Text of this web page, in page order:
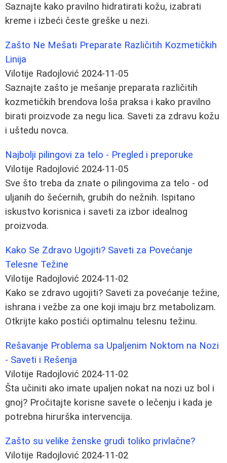
Saznajte kako pravilno hidratirati kožu, izabrati
kreme i izbeći česte greške u nezi.
Zašto Ne Mešati Preparate Različitih Kozmetičkih
Linija
Vilotije Radojlović 2024-11-05
Saznajte zašto je mešanje preparata različitih
kozmetičkih brendova loša praksa i kako pravilno
birati proizvode za negu lica. Saveti za zdravu kožu
i uštedu novca.
Najbolji pilingovi za telo - Pregled i preporuke
Vilotije Radojlović 2024-11-05
Sve što treba da znate o pilingovima za telo - od
uljanih do šećernih, grubih do nežnih. Ispitano
iskustvo korisnica i saveti za izbor idealnog
proizvoda.
Kako Se Zdravo Ugojiti? Saveti za Povećanje
Telesne Težine
Vilotije Radojlović 2024-11-02
Kako se zdravo ugojiti? Saveti za povećanje težine,
ishrana i vežbe za one koji imaju brz metabolizam.
Otkrijte kako postići optimalnu telesnu težinu.
Rešavanje Problema sa Upaljenim Noktom na Nozi
- Saveti i Rešenja
Vilotije Radojlović 2024-11-02
Šta učiniti ako imate upaljen nokat na nozi uz bol i
gnoj? Pročitajte korisne savete o lečenju i kada je
potrebna hirurška intervencija.
Zašto su velike ženske grudi toliko privlačne?
Vilotije Radojlović 2024-11-02